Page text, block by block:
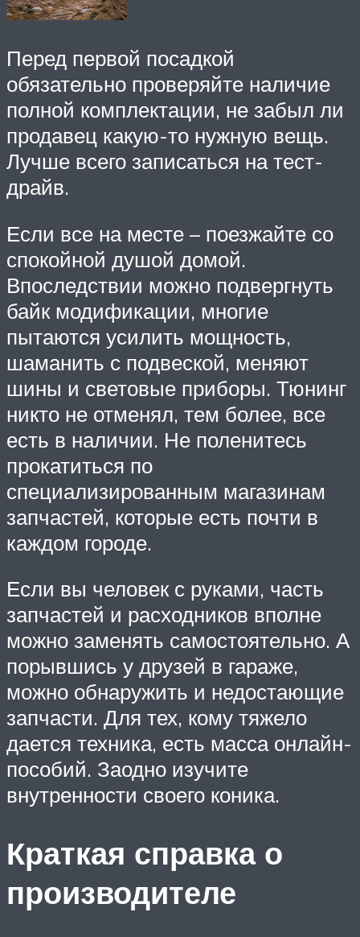
Перед первой посадкой
обязательно проверяйте наличие
полной комплектации, не забыл ли
продавец какую-то нужную вещь.
Лучше всего записаться на тест-
драйв.
Если все на месте – поезжайте со
спокойной душой домой.
Впоследствии можно подвергнуть
байк модификации, многие
пытаются усилить мощность,
шаманить с подвеской, меняют
шины и световые приборы. Тюнинг
никто не отменял, тем более, все
есть в наличии. Не поленитесь
прокатиться по
специализированным магазинам
запчастей, которые есть почти в
каждом городе.
Если вы человек с руками, часть
запчастей и расходников вполне
можно заменять самостоятельно. А
порывшись у друзей в гараже,
можно обнаружить и недостающие
запчасти. Для тех, кому тяжело
дается техника, есть масса онлайн-
пособий. Заодно изучите
внутренности своего коника.
Краткая справка о
производителе